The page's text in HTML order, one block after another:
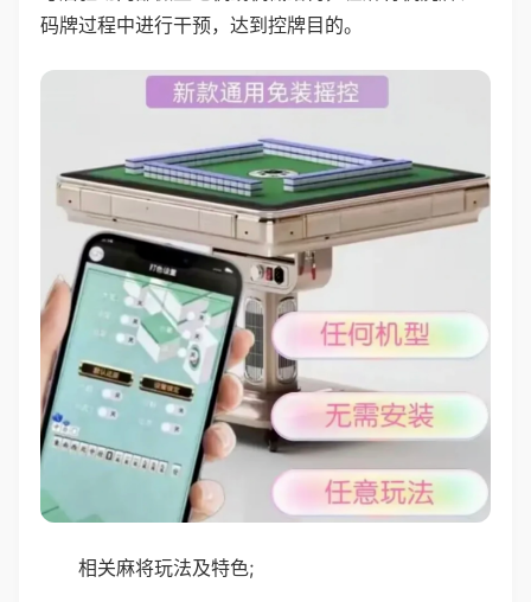
码牌过程中进行干预，达到控牌目的。
相关麻将玩法及特色;